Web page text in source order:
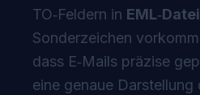
TO‑Feldern in
Sonderzeichen
dass E‑Mails präzise
eine genaue Darstellung